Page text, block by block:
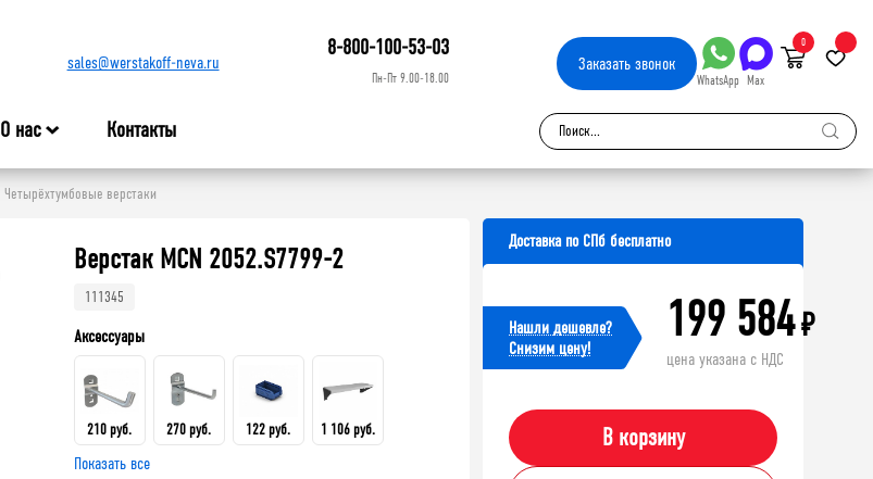
sales@werstakoff-neva.ru
8-800-100-53-03
Пн-Пт 9.00-18.00
Заказатьзвонок
WhatsApp Max
0
О нас Контакты
Четырёхтумбовые верстаки
Верстак MCN 2052.S7799-2
111345
Аксессуары
210 руб. 270 руб. 122 руб. 1 106 руб.
Показать все
Доставка по СПб бесплатно
Нашли дешевле?
Cнизим цену!
199 584₽
цена указана с НДС
В корзину